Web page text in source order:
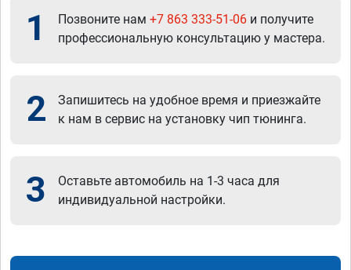
1 Позвоните нам +7 863 333-51-06 и получите
профессиональную консультацию у мастера.
2
Запишитесь на удобное время и приезжайте
к нам в сервис на установку чип тюнинга.
3
Оставьте автомобиль на 1-3 часа для
индивидуальной настройки.